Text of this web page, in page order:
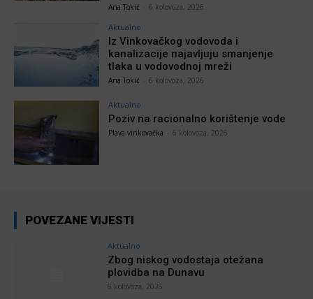
Ana Tokić 6 kolovoza, 2026
Aktualno
Iz Vinkovačkog vodovoda i
kanalizacije najavljuju smanjenje
tlaka u vodovodnoj mreži
Ana Tokić 6 kolovoza, 2026
Aktualno
Poziv na racionalno korištenje vode
Plava vinkovačka 6 kolovoza, 2026
POVEZANE VIJESTI
Aktualno
Zbog niskog vodostaja otežana
plovidba na Dunavu
6 kolovoza, 2026